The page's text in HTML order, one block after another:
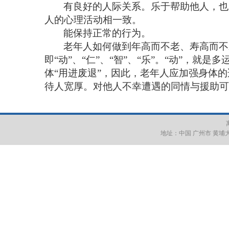
有良好的人际关系。乐于帮助他人，
人的心理活动相一致。
能保持正常的行为。
老年人如何做到年高而不老、寿高而
即“动”、“仁”、“智”、“乐”。“动”，就是
体“用进废退”，因此，老年人应加强身体
待人宽厚。对他人不幸遭遇的同情与援助
地址：中国 广州市 黄埔